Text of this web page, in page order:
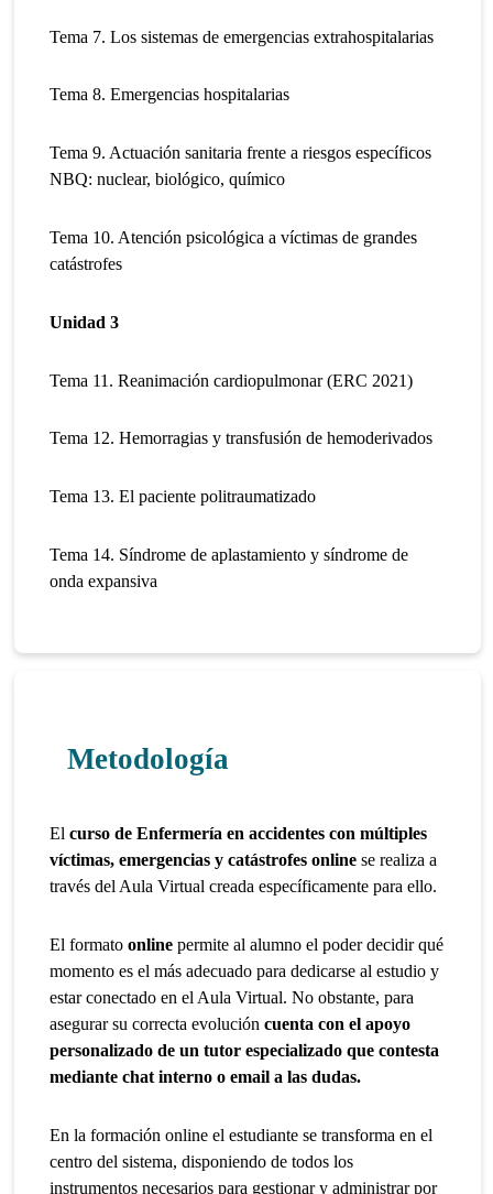
Tema 7. Los sistemas de emergencias extrahospitalarias
Tema 8. Emergencias hospitalarias
Tema 9. Actuación sanitaria frente a riesgos específicos
NBQ: nuclear, biológico, químico
Tema 10. Atención psicológica a víctimas de grandes
catástrofes
Unidad 3
Tema 11. Reanimación cardiopulmonar (ERC 2021)
Tema 12. Hemorragias y transfusión de hemoderivados
Tema 13. El paciente politraumatizado
Tema 14. Síndrome de aplastamiento y síndrome de
onda expansiva
Metodología
Elcurso de Enfermería en accidentes con múltiples
víctimas, emergencias y catástrofes onlinese realiza a
través del Aula Virtual creada específicamente para ello.
El formato online permite al alumno el poder decidir qué
momento es el más adecuado para dedicarse al estudio y
estar conectado en el Aula Virtual. No obstante, para
asegurar su correcta evolución cuenta con el apoyo
personalizado de un tutor especializado que contesta
mediante chat interno o email a las dudas.
En la formación online el estudiante se transforma en el
centro del sistema, disponiendo de todos los
instrumentos necesarios para gestionar y administrar por